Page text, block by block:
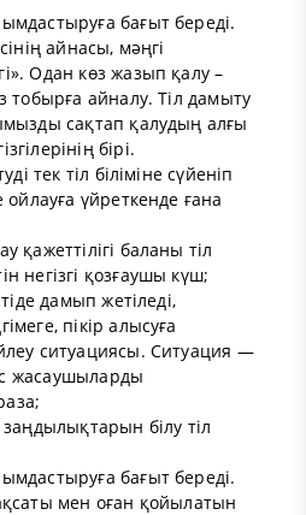
бағыт береді.
айнасы, мәңгі
Одан көз жазып қалу –
тобырға айналу. Тіл дамыту
сақтап қалудың алғы
бірі.
тек тіл біліміне сүйеніп
ойлауға үйреткенде ғана
қажеттілігі баланы тіл
негізгі қозғаушы күш;
дамып жетіледі,
пікір алысуға
ситуациясы. Ситуация —
жасаушыларды
білу тіл
бағыт береді.
мен оған қойылатын